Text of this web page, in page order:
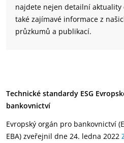
najdete nejen detailní aktuality
také zajímavé informace z
průzkumů a publikací.
Technické standardy ESG
bankovnictví
Evropský orgán pro bankovnictví
EBA) zveřejnil dne 24. ledna 2022